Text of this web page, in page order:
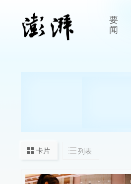
要
闻
卡片 列表